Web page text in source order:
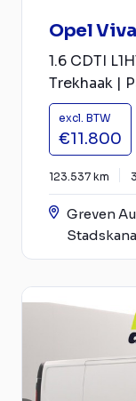
Opel
1.6 CDTI
Trekhaak |
excl. BTW
€11.800
123.537 km
Greven